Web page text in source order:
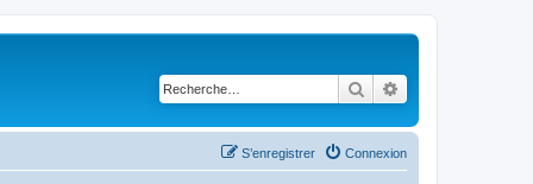
Rechercher
Connexion
S’enregistrer